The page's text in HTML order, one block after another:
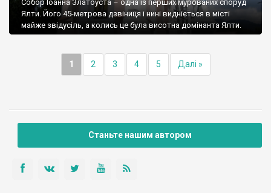
Собор Іоанна Златоуста – одна із перших мурованих споруд
Ялти. Його 45-метрова дзвіниця і нині видніється в місті
майже звідусіль, а колись це була висотна домінанта Ялти.
1 2 3 4 5 Далі »
Станьте нашим автором